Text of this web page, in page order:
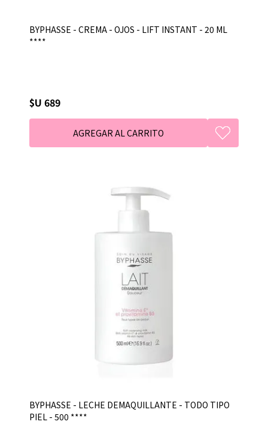
BYPHASSE - CREMA - OJOS - LIFT INSTANT - 20 ML
****
$U 689
BYPHASSE - LECHE DEMAQUILLANTE - TODO TIPO
PIEL - 500 ****